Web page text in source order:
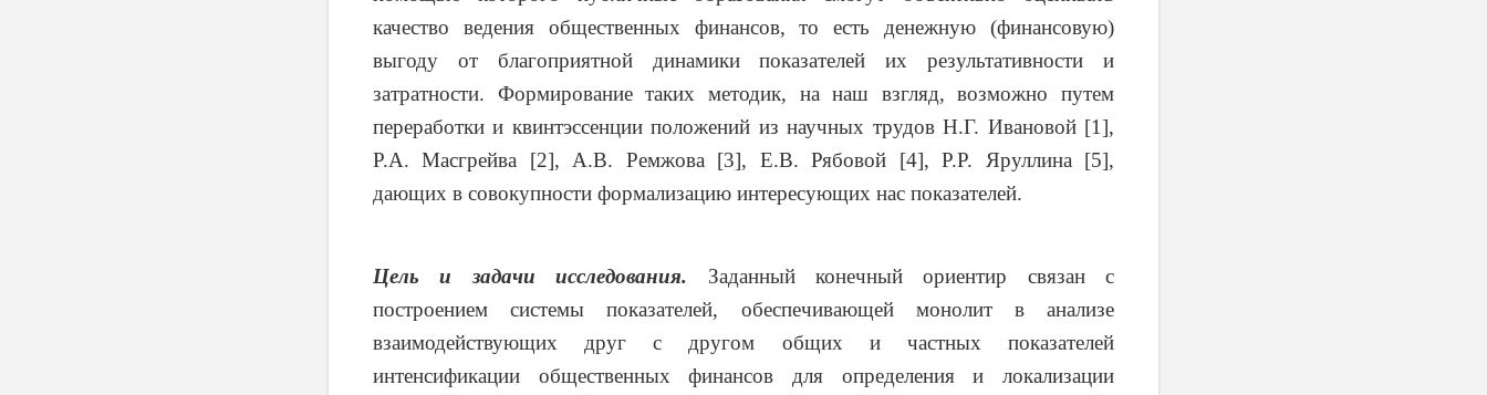
качество ведения общественных финансов, то есть денежную (финансовую)
выгоду от благоприятной динамики показателей их результативности и
затратности. Формирование таких методик, на наш взгляд, возможно путем
переработки и квинтэссенции положений из научных трудов Н.Г. Ивановой [1],
Р.А. Масгрейва [2], А.В. Ремжова [3], Е.В. Рябовой [4], Р.Р. Яруллина [5],
дающих в совокупности формализацию интересующих нас показателей.
Цель и задачи исследования. Заданный конечный ориентир связан с
построением системы показателей, обеспечивающей монолит в анализе
взаимодействующих друг с другом общих и частных показателей
интенсификации общественных финансов для определения и локализации